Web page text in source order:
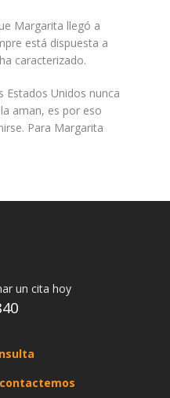
Margarita llegó a
está dispuesta a
caracterizado.
Unidos nunca
aman, es por eso
Para Margarita
un cita hoy